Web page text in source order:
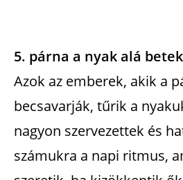
5. párna a nyak alá
Azok az emberek, akik a
becsavarják, tűrik a
nagyon szervezettek és
számukra a napi ritmus,